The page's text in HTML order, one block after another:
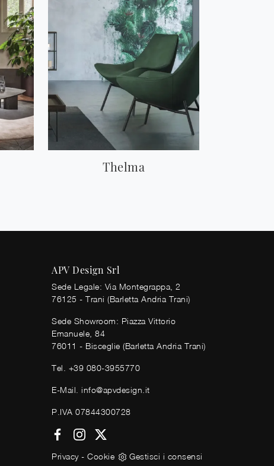
Thelma
APV Design Srl
Sede Legale: Via Montegrappa, 2
76125 - Trani (Barletta Andria Trani)
Sede Showroom: Piazza Vittorio
Emanuele, 84
76011 - Bisceglie (Barletta Andria Trani)
Tel. +39 080-3955770
E-Mail. info@apvdesign.it
P.IVA 07844300728
Privacy- Cookie Gestisci i consensi